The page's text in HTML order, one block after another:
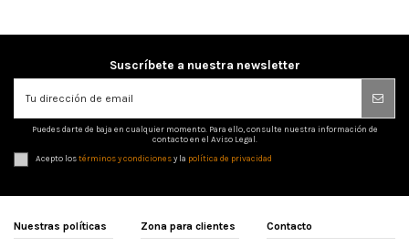
Suscríbete a nuestra newsletter
Puedes darte de baja en cualquier momento. Para ello, consulte nuestra información de
contacto en el Aviso Legal.
Acepto lostérminos y condicionesy la política de privacidad
Nuestras políticas Zona para clientes Contacto